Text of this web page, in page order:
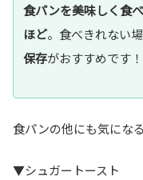
食パンを美味しく食
ほど。食べきれない
保存がおすすめです！
食パンの他にも気にな
▼シュガートースト